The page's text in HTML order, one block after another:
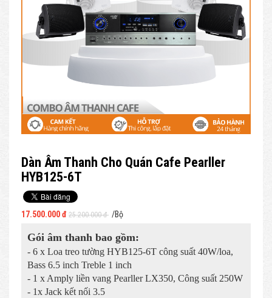
Dàn Âm Thanh Cho Quán Cafe Pearller
HYB125-6T
17.500.000 đ 25.200.000 đ /Bộ
Gói âm thanh bao gồm:
- 6 x Loa treo tường HYB125-6T công suất 40W/loa,
Bass 6.5 inch Treble 1 inch
- 1 x Amply liền vang Pearller LX350, Công suất 250W
- 1x Jack kết nối 3.5